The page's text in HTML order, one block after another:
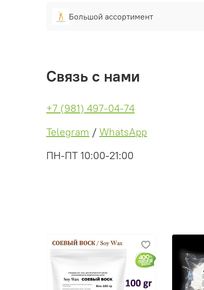
Большой ассортимент
Связь с нами
+7 (981) 497-04-74
Telegram / WhatsApp
ПН-ПТ 10:00-21:00